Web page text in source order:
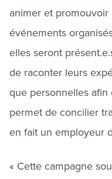
animer et
événements
elles seront
de raconter leurs
que personnelles afin
permet de concilier
en fait un employeur
« Cette campagne